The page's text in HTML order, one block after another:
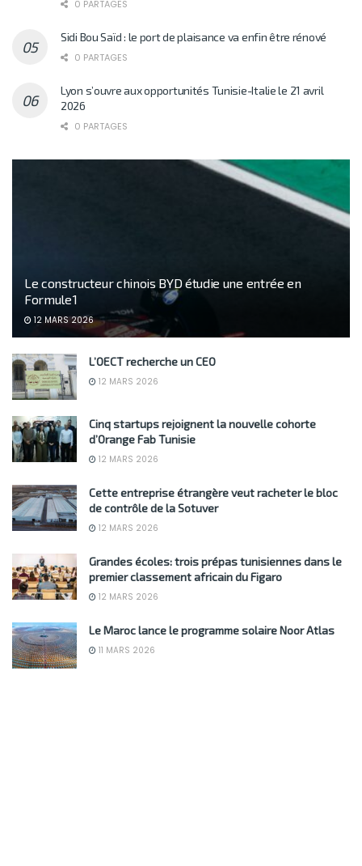
0 PARTAGES
Sidi Bou Saïd : le port de plaisance va enfin être rénové
0 PARTAGES
Lyon s’ouvre aux opportunités Tunisie-Italie le 21 avril
2026
0 PARTAGES
Le constructeur chinois BYD étudie une entrée en
Formule 1
12 MARS 2026
L’OECT recherche un CEO
12 MARS 2026
Cinq startups rejoignent la nouvelle cohorte
d’Orange Fab Tunisie
12 MARS 2026
Cette entreprise étrangère veut racheter le bloc
de contrôle de la Sotuver
12 MARS 2026
Grandes écoles: trois prépas tunisiennes dans le
premier classement africain du Figaro
12 MARS 2026
Le Maroc lance le programme solaire Noor Atlas
11 MARS 2026